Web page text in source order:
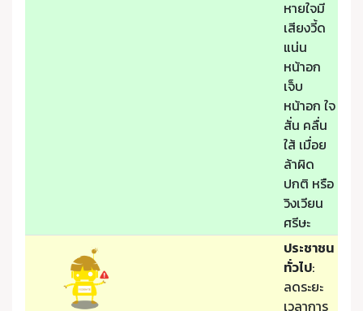
หายใจมี
เสียงวี้ด
แน่น
หน้าอก
เจ็บ
หน้าอก ใจ
สั่น คลื่น
ใส้ เมื่อย
ล้าผิด
ปกติ หรือ
วิงเวียน
ศรีษะ
ประชาชน
ทั่วไป:
ลดระยะ
เวลาการ